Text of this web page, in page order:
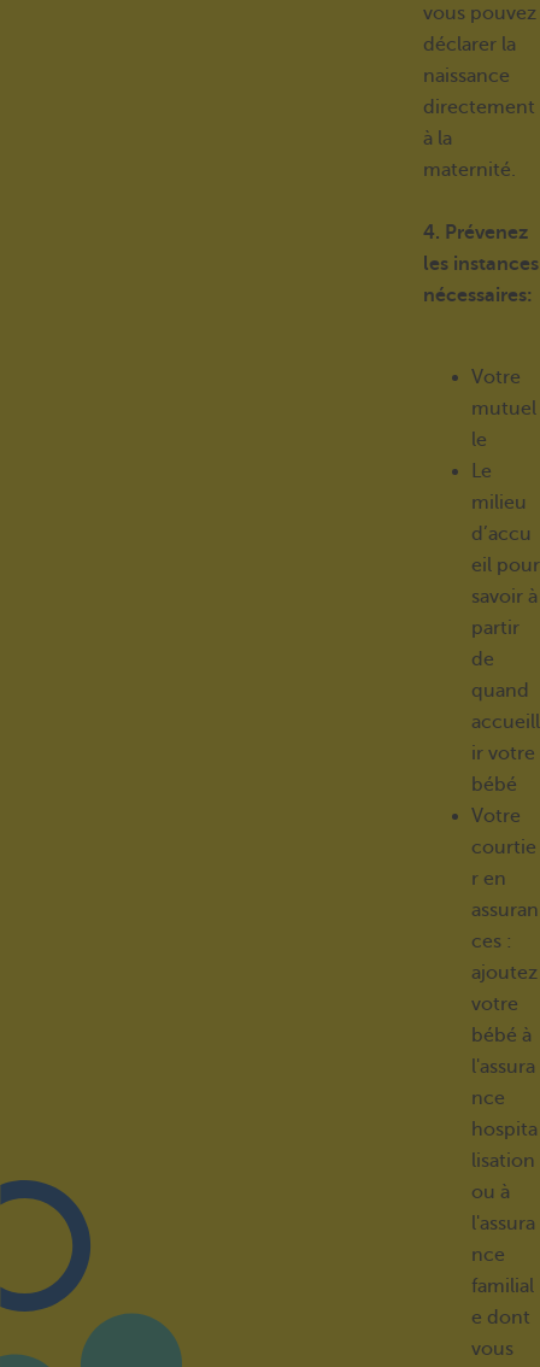
vous pouvez
déclarer la
naissance
directement
à la
maternité.
4. Prévenez
les instances
nécessaires:
Votre
mutuel
le
Le
milieu
d’accu
eil pour
savoir à
partir
de
quand
accueill
ir votre
bébé
Votre
courtie
r en
assuran
ces :
ajoutez
votre
bébé à
l'assura
nce
hospita
lisation
ou à
l'assura
nce
familial
e dont
vous